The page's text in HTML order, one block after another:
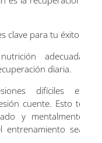
clave para tu éxito.
adecuada
diaria.
difíciles es
cuente. Esto te
y mentalmente
sea